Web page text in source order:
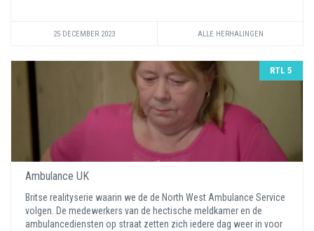
25 DECEMBER 2023 ALLE HERHALINGEN
RTL 5
Ambulance UK
Britse realityserie waarin we de de North West Ambulance Service
volgen. De medewerkers van de hectische meldkamer en de
ambulancediensten op straat zetten zich iedere dag weer in voor